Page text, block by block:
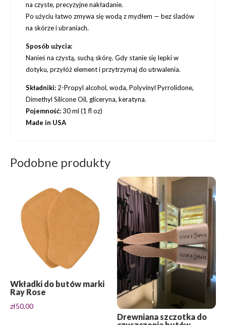
na czyste, precyzyjne nakładanie.
Po użyciu łatwo zmywa się wodą z mydłem — bez śladów
na skórze i ubraniach.
Sposób użycia:
Nanieś na czystą, suchą skórę. Gdy stanie się lepki w
dotyku, przyłóż element i przytrzymaj do utrwalenia.
Składniki: 2-Propyl alcohol, woda, Polyvinyl Pyrrolidone,
Dimethyl Silicone Oil, gliceryna, keratyna.
Pojemność:30 ml (1 fl oz)
Made in USA
Podobne produkty
Wkładki do butów marki
Ray Rose
zł50,00
Drewniana szczotka do